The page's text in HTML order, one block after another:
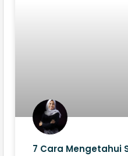
7 Cara Mengetahui